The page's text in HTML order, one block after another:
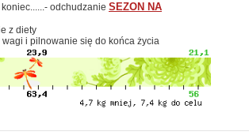
odchudzanie SEZON NA
z diety
wagi i pilnowanie się do końca życia